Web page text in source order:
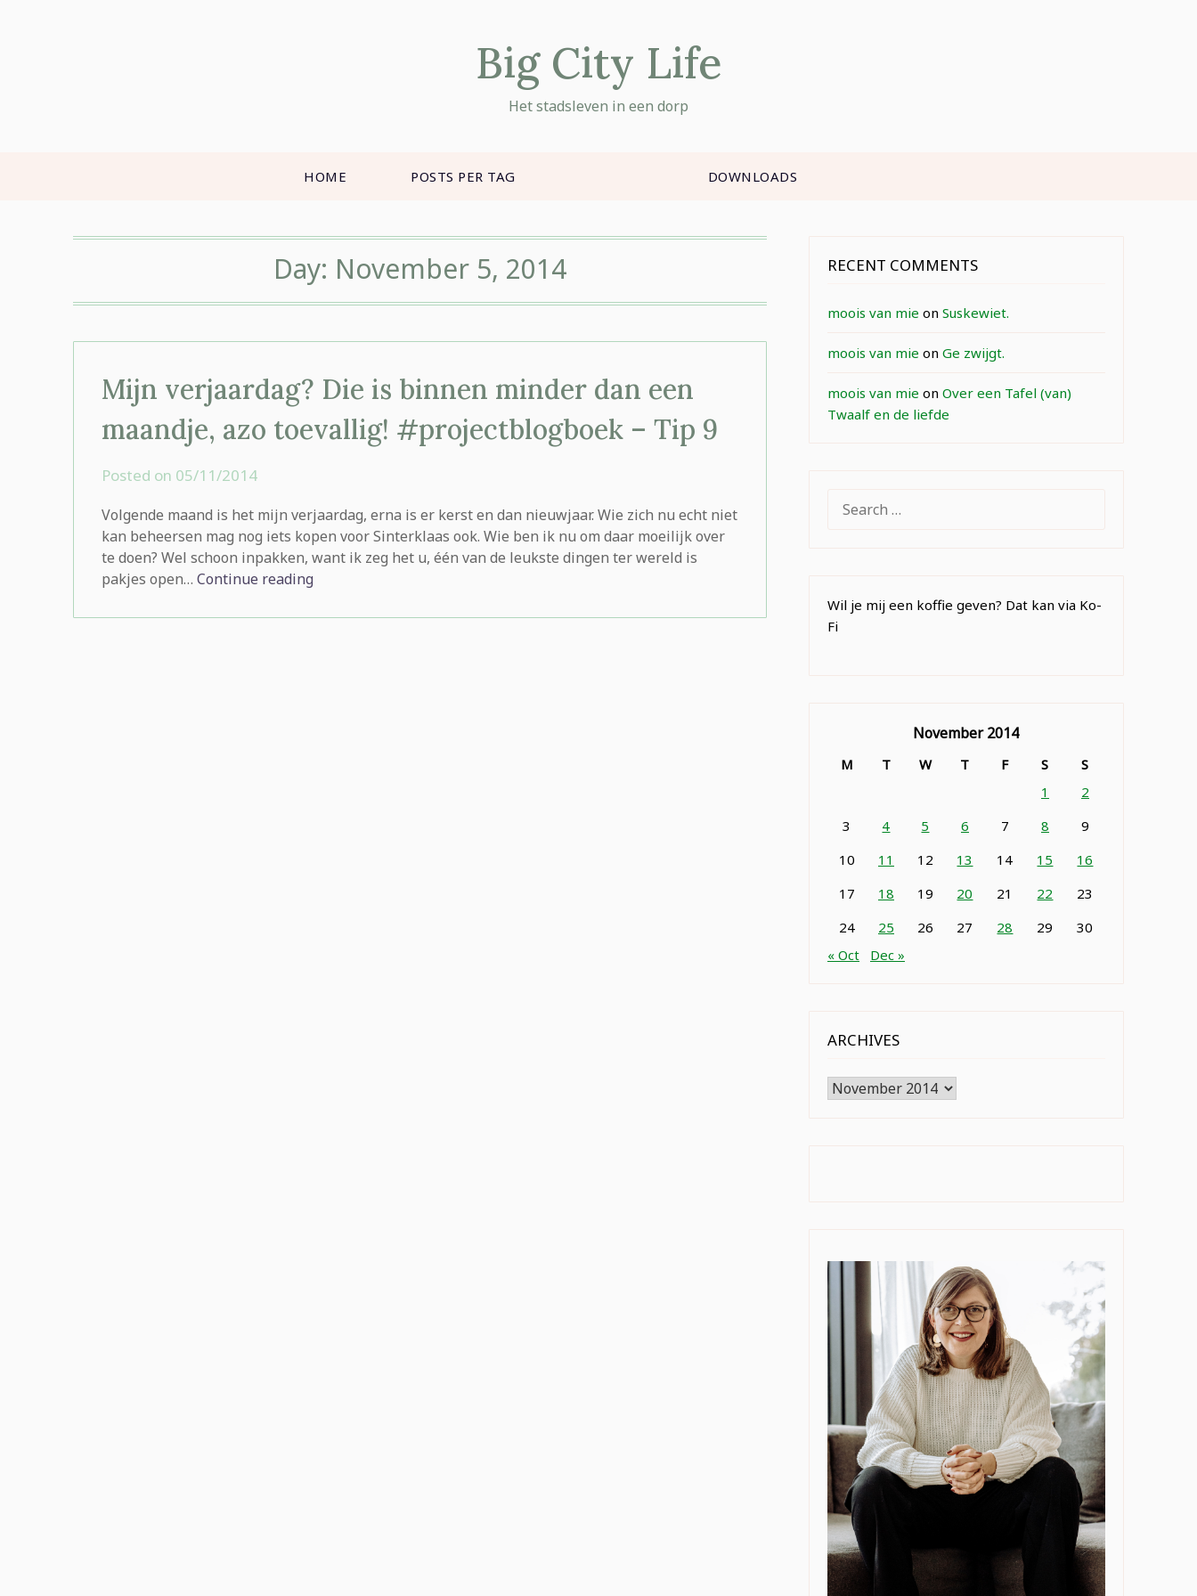
Big City Life
Het stadsleven in een dorp
HOME POSTS PER TAG DOWNLOADS
Day: November 5, 2014
Mijn verjaardag? Die is binnen minder dan een
maandje, azo toevallig! #projectblogboek – Tip 9
Posted on 05/11/2014
Volgende maand is het mijn verjaardag, erna is er kerst en dan nieuwjaar. Wie zich nu echt niet
kan beheersen mag nog iets kopen voor Sinterklaas ook. Wie ben ik nu om daar moeilijk over
te doen? Wel schoon inpakken, want ik zeg het u, één van de leukste dingen ter wereld is
pakjes open…Continue reading
RECENT COMMENTS
moois van mie on Suskewiet.
moois van mie on Ge zwijgt.
moois van mie on Over een Tafel (van)
Twaalf en de liefde
FOR:
Wil je mij een koffie geven? Dat kan via Ko-
Fi
November 2014
M T W T F S
S
1
2
3
4 5 6 7 8
9
10
11 12 13 14 15
16
17
18 19 20 21 22
23
24
25 26 27 28 29
30
« Oct
Dec »
ARCHIVES
Archives